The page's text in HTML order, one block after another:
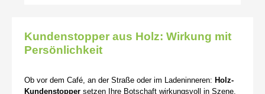
Kundenstopper aus Holz: Wirkung mit
Persönlichkeit
Ob vor dem Café, an der Straße oder im Ladeninneren: Holz-
Kundenstopper setzen Ihre Botschaft wirkungsvoll in Szene.